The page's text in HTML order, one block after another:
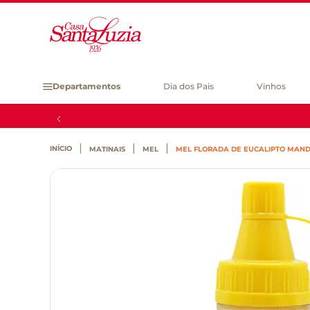
Departamentos Dia dos Pais Vinhos
MATINAIS MEL MEL FLORADA DE EUCALIPTO